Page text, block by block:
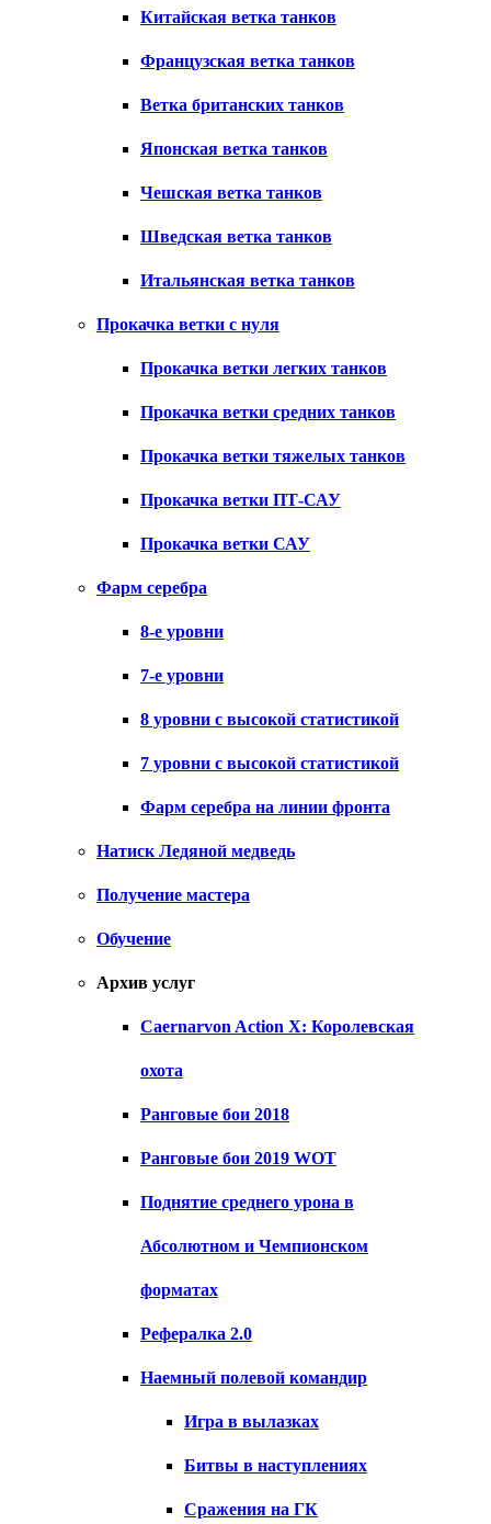
Китайская ветка танков
Французская ветка танков
Ветка британских танков
Японская ветка танков
Чешская ветка танков
Шведская ветка танков
Итальянская ветка танков
Прокачка ветки с нуля
Прокачка ветки легких танков
Прокачка ветки средних танков
Прокачка ветки тяжелых танков
Прокачка ветки ПТ-САУ
Прокачка ветки САУ
Фарм серебра
8-е уровни
7-е уровни
8 уровни с высокой статистикой
7 уровни с высокой статистикой
Фарм серебра на линии фронта
Натиск Ледяной медведь
Получение мастера
Обучение
Архив услуг
Caernarvon Action X: Королевская
охота
Ранговые бои 2018
Ранговые бои 2019 WOT
Поднятие среднего урона в
Абсолютном и Чемпионском
форматах
Рефералка 2.0
Наемный полевой командир
Игра в вылазках
Битвы в наступлениях
Сражения на ГК